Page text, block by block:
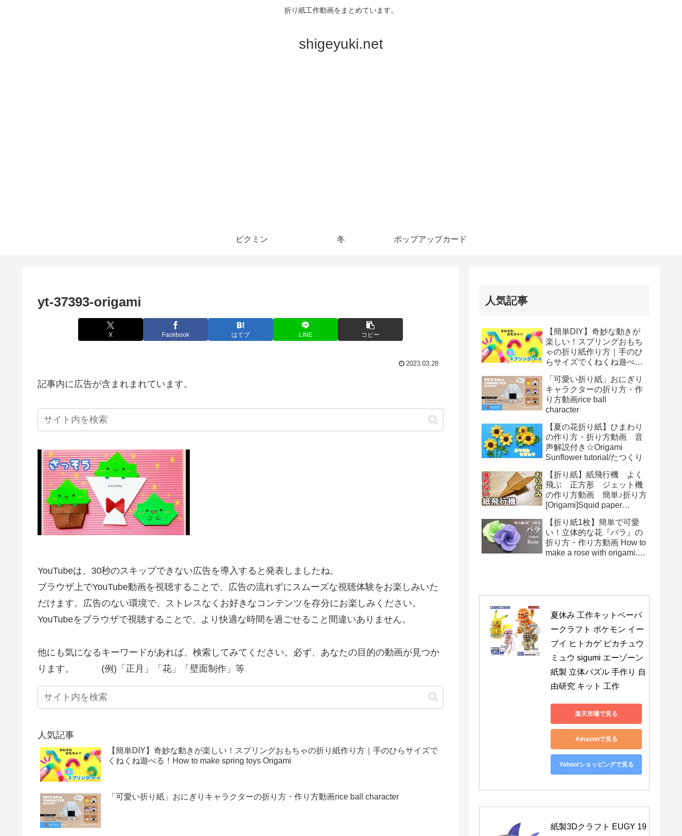
折り紙工作動画をまとめています。
shigeyuki.net
ピクミン 冬 ポップアップカード
yt-37393-origami
X Facebook はてブ LINE コピー
2023.03.28
記事内に広告が含まれまれています。
YouTubeは、30秒のスキップできない広告を導入すると発表しましたね。
ブラウザ上でYouTube動画を視聴することで、広告の流れずにスムーズな視聴体験をお楽しみいた
だけます。広告のない環境で、ストレスなくお好きなコンテンツを存分にお楽しみください。
YouTubeをブラウザで視聴することで、より快適な時間を過ごせること間違いありません。
他にも気になるキーワードがあれば、検索してみてください。必ず、あなたの目的の動画が見つか
ります。 (例)「正月」「花」「壁面制作」等
人気記事
【簡単DIY】奇妙な動きが楽しい！スプリングおもちゃの折り紙作り方｜手のひらサイズで
くねくね遊べる！How to make spring toys Origami
「可愛い折り紙」おにぎりキャラクターの折り方・作り方動画rice ball character
人気記事
【簡単DIY】奇妙な動きが
楽しい！スプリングおもち
ゃの折り紙作り方｜手のひ
らサイズでくねくね遊べ
toys Origami
「可愛い折り紙」おにぎり
キャラクターの折り方・作
り方動画rice ball
character
【夏の花折り紙】ひまわり
の作り方・折り方動画 音
声解説付き☆Origami
Sunflower tutorial/たつくり
【折り紙】紙飛行機 よく
飛ぶ 正方形 ジェット機
の作り方動画 簡単♪折り方
[Origami]Squid paper
【折り紙1枚】簡単で可愛
い！立体的な花『バラ』の
折り方・作り方動画 How to
make a rose with origami.It's
夏休み 工作キットペーパ
ークラフト ポケモン イー
ブイ ヒトカゲ ピカチュウ
ミュウ sigumi エーゾーン
紙製 立体パズル 手作り 自
由研究 キット 工作
楽天市場で見る
Amazonで見る
Yahoo!ショッピングで見る
紙製3Dクラフト EUGY 19